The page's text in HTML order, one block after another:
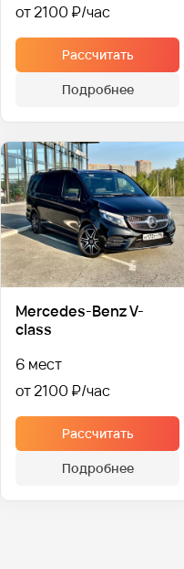
от 2100 ₽
Рассчитать
Подробнее
Mercedes-Benz V-
class
6 мест
от 2100 ₽
Рассчитать
Подробнее